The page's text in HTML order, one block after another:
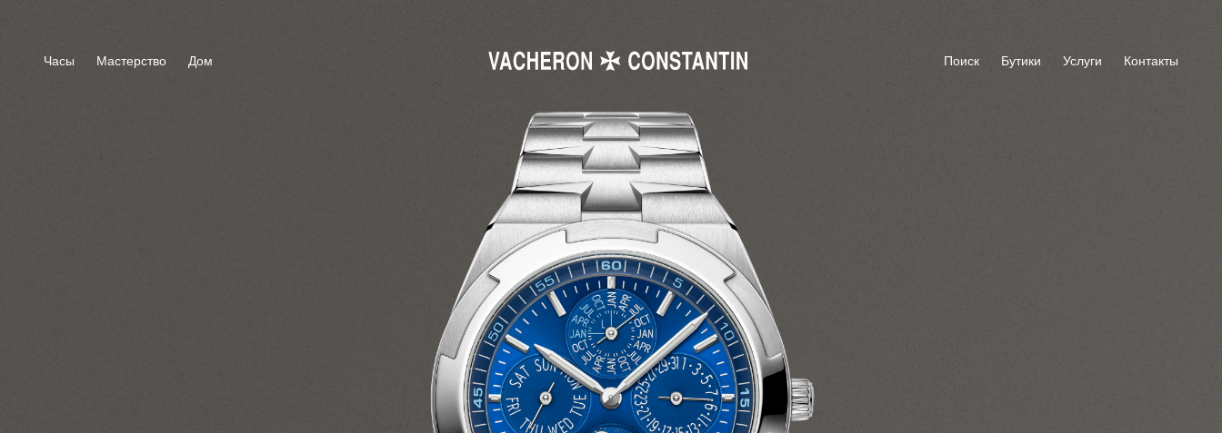
Часы Мастерство Дом Поиск Бутики Услуги Контакты